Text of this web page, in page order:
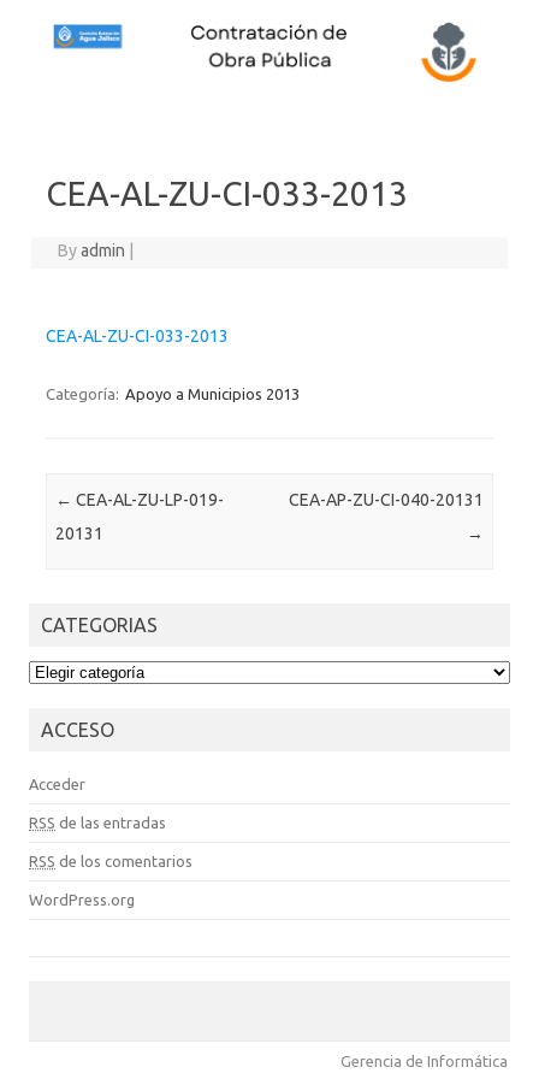
CEA-AL-ZU-CI-033-2013
Byadmin
CEA-AL-ZU-CI-033-2013
Categoría: Apoyo a Municipios 2013
Post navigation
← CEA-AL-ZU-LP-019-
20131
CEA-AP-ZU-CI-040-20131
→
CATEGORIAS
CATEGORIAS
ACCESO
Acceder
RSS de las entradas
RSS de los comentarios
WordPress.org
Gerencia de Informática